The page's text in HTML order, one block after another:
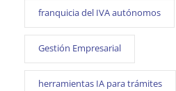
franquicia del IVA autónomos
Gestión Empresarial
herramientas IA para trámites